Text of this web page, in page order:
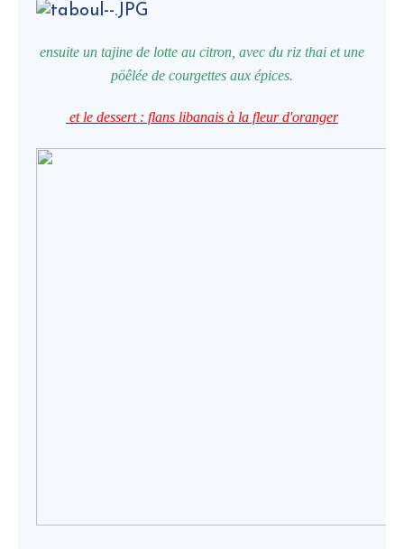
ensuite un tajine de lotte au citron, avec du riz thai et une
pöêlée de courgettes aux épices.
et le dessert : flans libanais à la fleur d'oranger